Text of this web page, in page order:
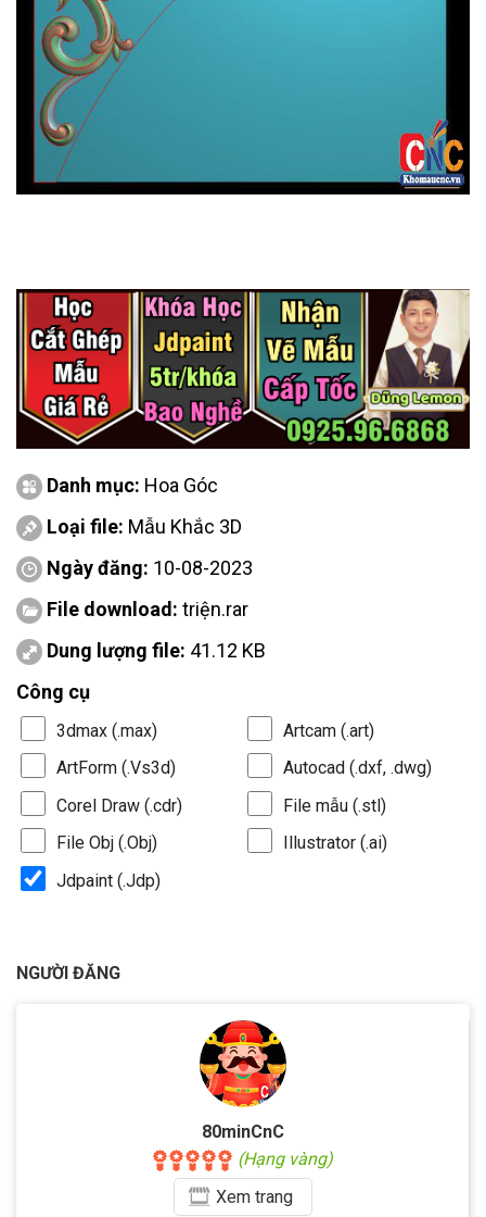
Danh mục: Hoa Góc
Loại file: Mẫu Khắc 3D
Ngày đăng: 10-08-2023
File download: triện.rar
Dung lượng file: 41.12 KB
Công cụ
3dmax (.max)
Artcam (.art)
ArtForm (.Vs3d)
Autocad (.dxf, .dwg)
Corel Draw (.cdr)
File mẫu (.stl)
File Obj (.Obj)
Illustrator (.ai)
Jdpaint (.Jdp)
NGƯỜI ĐĂNG
80minCnC
(Hạng vàng)
Xemtrang